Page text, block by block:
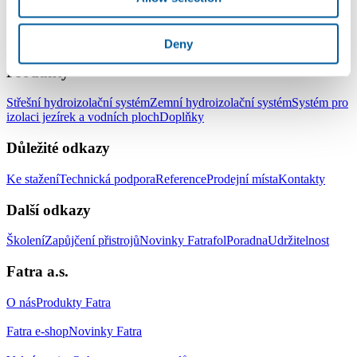
Deny
YouTube
Produkty
Střešní hydroizolační systémZemní hydroizolační systémSystém pro
izolaci jezírek a vodních plochDoplňky
Důležité odkazy
Ke staženíTechnická podporaReferenceProdejní místaKontakty
Další odkazy
ŠkoleníZapůjčení přistrojůNovinky FatrafolPoradnaUdržitelnost
Fatra a.s.
O násProdukty Fatra
Fatra e-shopNovinky Fatra